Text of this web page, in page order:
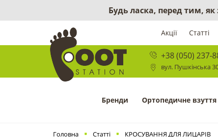
Будь ласка, перед тим,
Акції Статті
+38 (050) 237-
вул. Пушкінська
Бренди Ортопедичне взуття
Головна Статті КРОСУВАННЯ ДЛЯ ЛИЦАРІВ